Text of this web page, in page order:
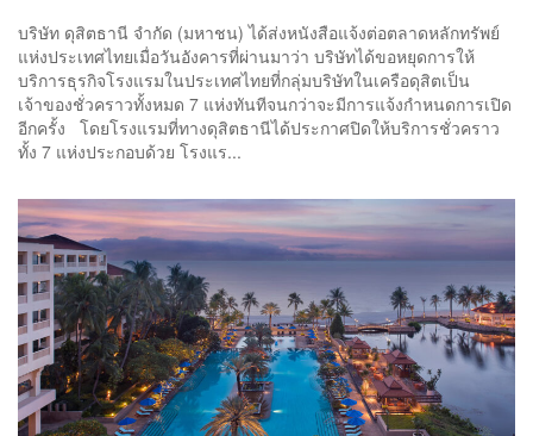
บริษัท ดุสิตธานี จำกัด (มหาชน) ได้ส่งหนังสือแจ้งต่อตลาดหลักทรัพย์
แห่งประเทศไทยเมื่อวันอังคารที่ผ่านมาว่า บริษัทได้ขอหยุดการให้
บริการธุรกิจโรงแรมในประเทศไทยที่กลุ่มบริษัทในเครือดุสิตเป็น
เจ้าของชั่วคราวทั้งหมด 7 แห่งทันทีจนกว่าจะมีการแจ้งกำหนดการเปิด
อีกครั้ง โดยโรงแรมที่ทางดุสิตธานีได้ประกาศปิดให้บริการชั่วคราว
ทั้ง 7 แห่งประกอบด้วย โรงแร...